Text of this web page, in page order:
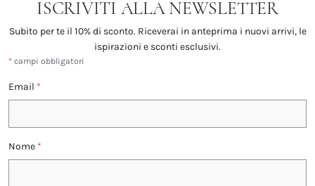
ISCRIVITI ALLA NEWSLETTER
Subito per te il 10% di sconto. Riceverai in anteprima i nuovi arrivi, le
ispirazioni e sconti esclusivi.
* campi obbligatori
Email *
Nome *